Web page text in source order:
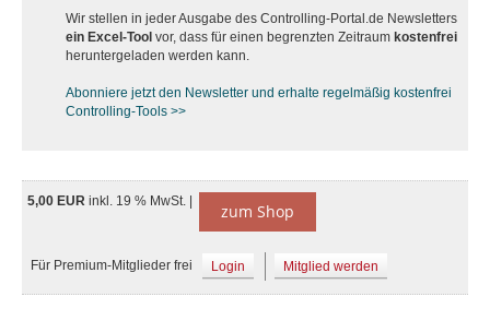
Wir stellen in jeder Ausgabe des Controlling-Portal.de Newsletters
ein Excel-Tool vor, dass für einen begrenzten Zeitraum kostenfrei
heruntergeladen werden kann.
Abonniere jetzt den Newsletter und erhalte regelmäßig kostenfrei
Controlling-Tools >>
5,00 EUR inkl. 19 % MwSt. | zum Shop
Für Premium-Mitglieder frei Login Mitglied werden